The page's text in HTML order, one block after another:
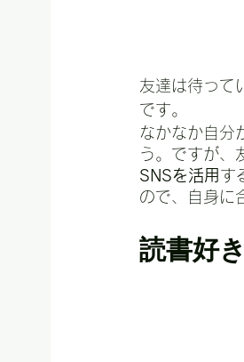
友達は待って
です。
なかなか自分
う。ですが、
SNSを活用 す
ので、自身に
読書好